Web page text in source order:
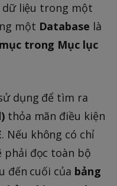
liệu trong một
một Database là
trong Mục lục
dụng để tìm ra
thỏa mãn điều kiện
. Nếu không có chỉ
phải đọc toàn bộ
đến cuối của bảng